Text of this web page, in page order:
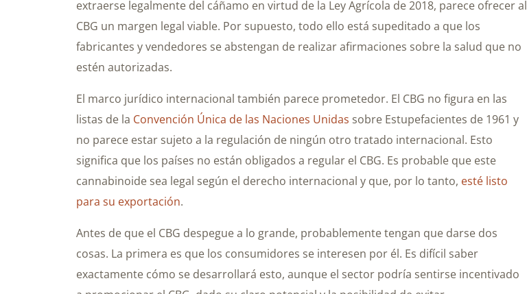
extraerse legalmente del cáñamo en virtud de la Ley Agrícola de 2018, parece ofrecer al
CBG un margen legal viable. Por supuesto, todo ello está supeditado a que los
fabricantes y vendedores se abstengan de realizar afirmaciones sobre la salud que no
estén autorizadas.
El marco jurídico internacional también parece prometedor. El CBG no figura en las
listas de la Convención Única de las Naciones Unidas sobre Estupefacientes de 1961 y
no parece estar sujeto a la regulación de ningún otro tratado internacional. Esto
significa que los países no están obligados a regular el CBG. Es probable que este
cannabinoide sea legal según el derecho internacional y que, por lo tanto, esté listo
para su exportación.
Antes de que el CBG despegue a lo grande, probablemente tengan que darse dos
cosas. La primera es que los consumidores se interesen por él. Es difícil saber
exactamente cómo se desarrollará esto, aunque el sector podría sentirse incentivado